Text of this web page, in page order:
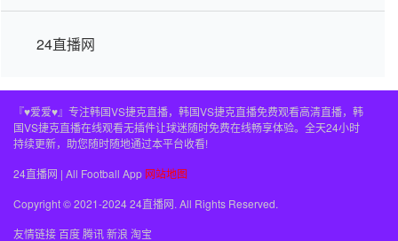
24直播网
『♥爱爱♥』专注韩国VS捷克直播，韩国VS捷克直播免费观看高清直播，韩
国VS捷克直播在线观看无插件让球迷随时免费在线畅享体验。全天24小时
持续更新，助您随时随地通过本平台收看!
24直播网 | All Football App 网站地图
Copyright © 2021-2024 24直播网. All Rights Reserved.
友情链接百度腾讯新浪 淘宝